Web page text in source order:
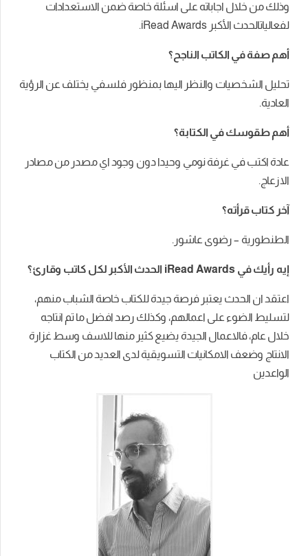
وذلكمن خلال اجاباته على اسئلة خاصة ضمن الاستعدادات
لفعالياتالحدث الأكبر iRead Awards.
أهمصفةفي الكاتب الناجح؟
تحليل الشخصيات والنظر اليها بمنظور فلسفي يختلف عن الرؤية
العادية.
أهمطقوسكفي الكتابة؟
عادة اكتب في غرفة نومي وحيدا دون وجود اي مصدر من مصادر
الازعاج.
آخر كتاب قرأته؟
الطنطورية – رضوى عاشور.
إيه رأيكفي الحدث الأكبر لكل كاتب وقارئ؟
اعتقد ان الحدث يعتبر فرصة جيدة للكتاب خاصة الشباب منهم،
لتسليط الضوء على اعمالهم، وكذلك رصد افضل ما تم انتاجه
خلال عام، فالاعمال الجيدة يضيع كثير منها للاسف وسط غزارة
الانتاج وضعف الامكانيات التسويقية لدى العديد من الكتاب
الواعدين